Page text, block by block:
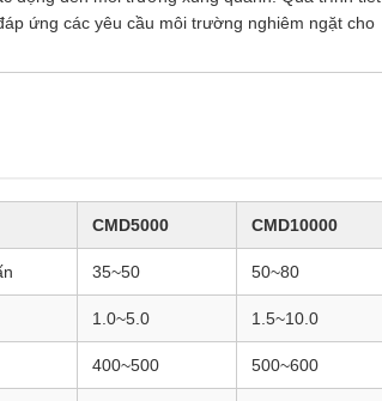
ứng các yêu cầu môi trường nghiêm ngặt cho
CMD5000 CMD10000
35~50 50~80
1.0~5.0 1.5~10.0
400~500 500~600